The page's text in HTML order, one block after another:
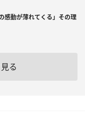
感動が薄れてくる」その理
る